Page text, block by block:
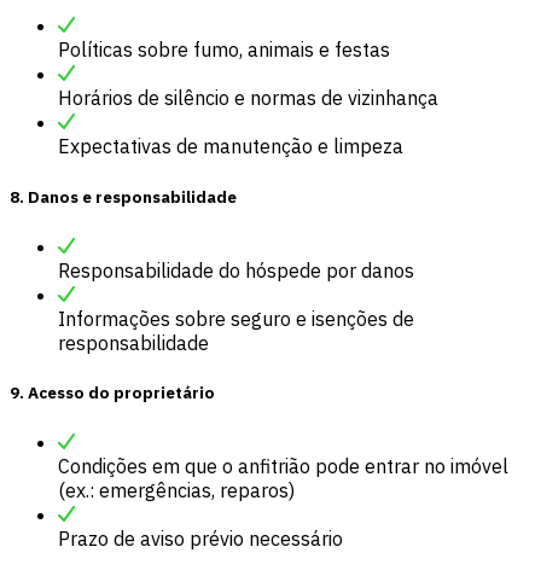
Políticas sobre fumo, animais e festas
Horários de silêncio e normas de vizinhança
Expectativas de manutenção e limpeza
8. Danos e responsabilidade
Responsabilidade do hóspede por danos
Informações sobre seguro e isenções de
responsabilidade
9. Acesso do proprietário
Condições em que o anfitrião pode entrar no imóvel
(ex.: emergências, reparos)
Prazo de aviso prévio necessário